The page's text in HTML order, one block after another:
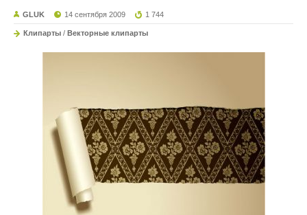
GLUK 14 сентября 2009 1 744
Клипарты / Векторные клипарты